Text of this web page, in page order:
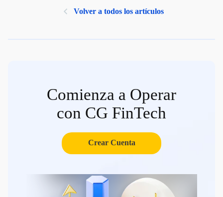
Volver a todos los artículos
Comienza a Operar
con CG FinTech
Crear Cuenta